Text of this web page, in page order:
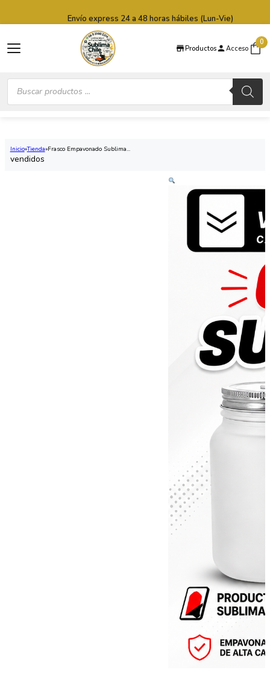
Productos Acceso
0
Búsqueda
productos
Envío express 24 a 48 horas hábiles (Lun-Vie)
Inicio Tienda Frasco Empavonado Sublima...
vendidos